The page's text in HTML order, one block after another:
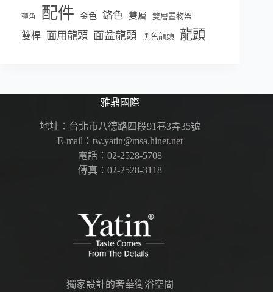
轉角 配件 金色 鉻色 雙層 雙層置物架
雙桿 面用龍頭 面盆龍頭 黑色龍頭 龍頭
雅鼎國際
地址：台北市八德路四段91巷3弄35號
E-mail：tw.yatin@msa.hinet.net
電話：02-2528-5708
傳真：02-2528-3118
獨家設計的奢華衛浴空間